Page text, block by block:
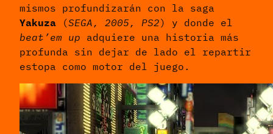
mismos profundizarán con la saga
Yakuza
(SEGA, 2005, PS2) y donde el
beat’em up adquiere una historia más
profunda sin dejar de lado el repartir
estopa como motor del juego.